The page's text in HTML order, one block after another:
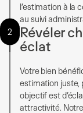
l’estimation à la
au suivi
2
Révéler
éclat
Votre bien
estimation juste,
objectif est
attractivité.